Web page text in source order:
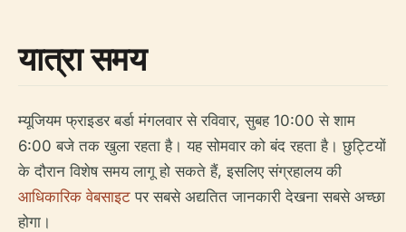
यात्रा समय
म्यूजियम फ्राइडर बर्डा मंगलवार से रविवार, सुबह 10:00 से शाम
6:00 बजे तक खुला रहता है। यह सोमवार को बंद रहता है। छुट्टियों
के दौरान विशेष समय लागू हो सकते हैं, इसलिए संग्रहालय की
आधिकारिक वेबसाइट पर सबसे अद्यतित जानकारी देखना सबसे अच्छा
होगा।